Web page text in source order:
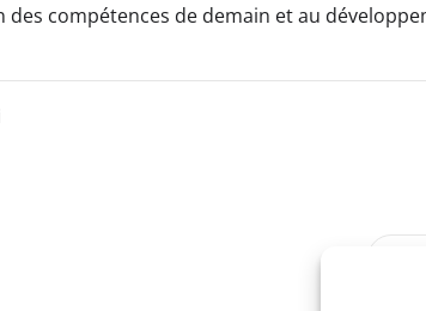
compétences de demain et au